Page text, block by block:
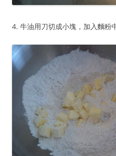
4. 牛油用刀切成小塊，加入麵粉